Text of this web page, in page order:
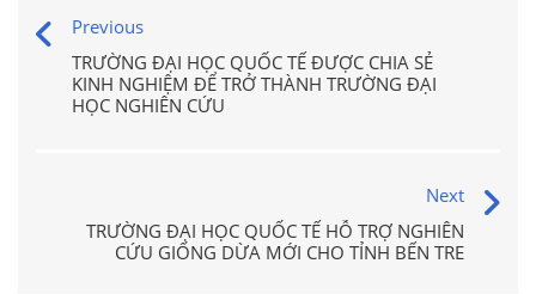
Previous
TRƯỜNG ĐẠI HỌC QUỐC TẾ ĐƯỢC CHIA SẺ
KINH NGHIỆM ĐỂ TRỞ THÀNH TRƯỜNG ĐẠI
HỌC NGHIÊN CỨU
Next
TRƯỜNG ĐẠI HỌC QUỐC TẾ HỖ TRỢ NGHIÊN
CỨU GIỐNG DỪA MỚI CHO TỈNH BẾN TRE